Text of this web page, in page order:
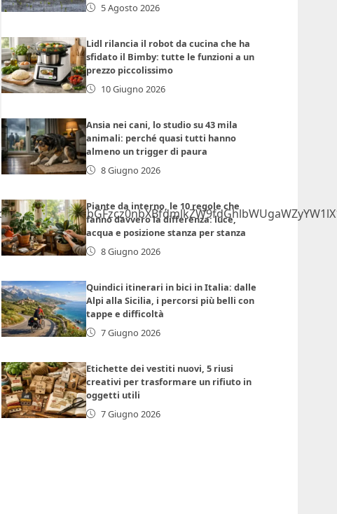
5 Agosto 2026
Lidl rilancia il robot da cucina che ha
sfidato il Bimby: tutte le funzioni a un
prezzo piccolissimo
10 Giugno 2026
Ansia nei cani, lo studio su 43 mila
animali: perché quasi tutti hanno
almeno un trigger di paura
8 Giugno 2026
Piante da interno, le 10 regole che
fanno davvero la differenza: luce,
acqua e posizione stanza per stanza
8 Giugno 2026
Quindici itinerari in bici in Italia: dalle
Alpi alla Sicilia, i percorsi più belli con
tappe e difficoltà
7 Giugno 2026
Etichette dei vestiti nuovi, 5 riusi
creativi per trasformare un rifiuto in
oggetti utili
7 Giugno 2026